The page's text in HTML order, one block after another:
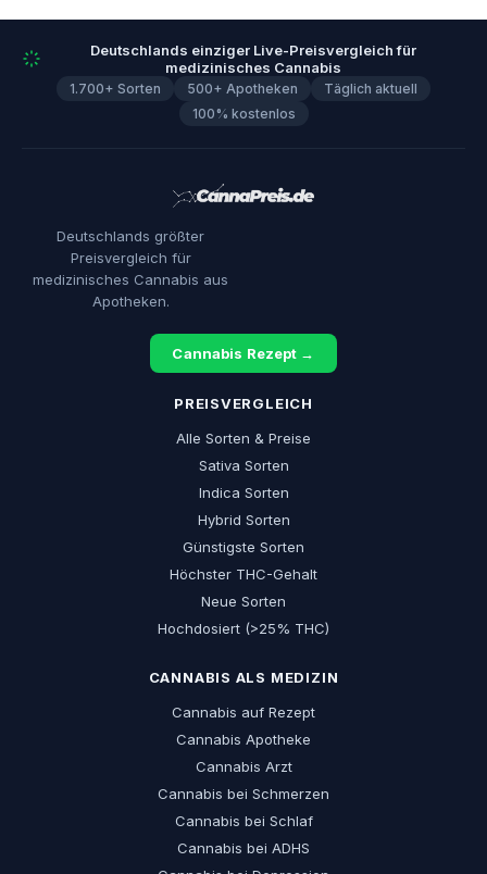
Deutschlands einziger Live-Preisvergleich für
medizinisches Cannabis
1.700+ Sorten 500+ Apotheken
Täglich aktuell
100% kostenlos
Deutschlands größter
Preisvergleich für
medizinisches Cannabis aus
Apotheken.
Cannabis Rezept →
PREISVERGLEICH
Alle Sorten & Preise
Sativa Sorten
Indica Sorten
Hybrid Sorten
Günstigste Sorten
Höchster THC-Gehalt
Neue Sorten
Hochdosiert (>25% THC)
CANNABIS ALS MEDIZIN
Cannabis auf Rezept
Cannabis Apotheke
Cannabis Arzt
Cannabis bei Schmerzen
Cannabis bei Schlaf
Cannabis bei ADHS